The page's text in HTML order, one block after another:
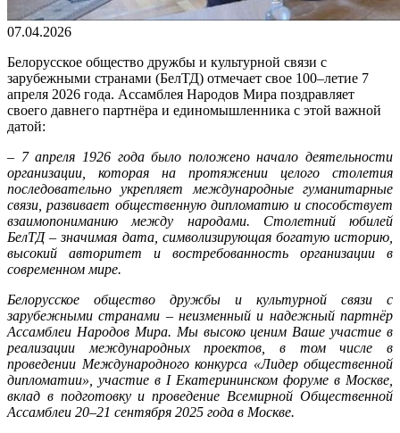
07.04.2026
Белорусское общество дружбы и культурной связи с
зарубежными странами (БелТД) отмечает свое 100–летие 7
апреля 2026 года. Ассамблея Народов Мира поздравляет
своего давнего партнёра и единомышленника с этой важной
датой:
– 7 апреля 1926 года было положено начало деятельности
организации, которая на протяжении целого столетия
последовательно укрепляет международные гуманитарные
связи, развивает общественную дипломатию и способствует
взаимопониманию между народами. Столетний юбилей
БелТД – значимая дата, символизирующая богатую историю,
высокий авторитет и востребованность организации в
современном мире.
Белорусское общество дружбы и культурной связи с
зарубежными странами – неизменный и надежный партнёр
Ассамблеи Народов Мира. Мы высоко ценим Ваше участие в
реализации международных проектов, в том числе в
проведении Международного конкурса «Лидер общественной
дипломатии», участие в I Екатерининском форуме в Москве,
вклад в подготовку и проведение Всемирной Общественной
Ассамблеи 20–21 сентября 2025 года в Москве.